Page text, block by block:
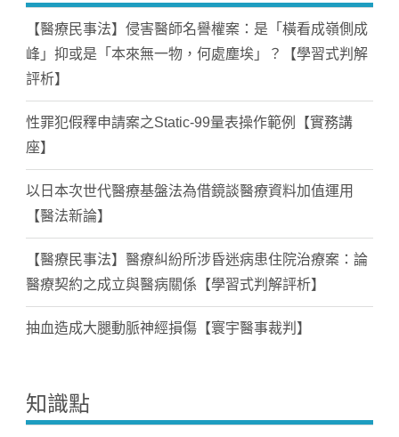
【醫療民事法】侵害醫師名譽權案：是「橫看成嶺側成
峰」抑或是「本來無一物，何處塵埃」？【學習式判解
評析】
性罪犯假釋申請案之Static-99量表操作範例【實務講
座】
以日本次世代醫療基盤法為借鏡談醫療資料加值運用
【醫法新論】
【醫療民事法】醫療糾紛所涉昏迷病患住院治療案：論
醫療契約之成立與醫病關係【學習式判解評析】
抽血造成大腿動脈神經損傷【寰宇醫事裁判】
知識點